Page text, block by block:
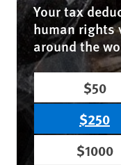
Your tax
human rights
around the
$50
$250
$1000